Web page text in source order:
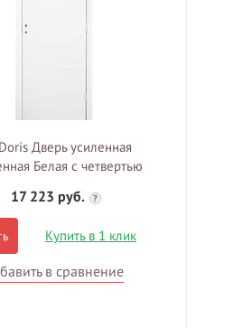
Дверь усиленная
Белая с четвертью
17 223 руб.
?
Купить в 1 клик
в сравнение